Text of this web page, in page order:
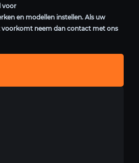
voor
en modellen instellen. Als uw
voorkomt neem dan contact met ons